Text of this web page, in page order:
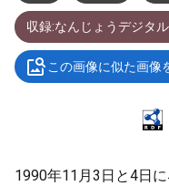
収録:なんじょうデジタ
この画像に似た画像
1990年11月3日と4日